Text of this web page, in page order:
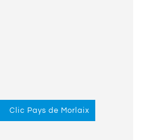
Clic Pays de Morlaix